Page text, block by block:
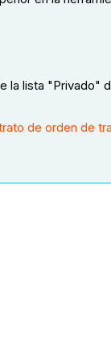
la lista "Privado"
de orden de